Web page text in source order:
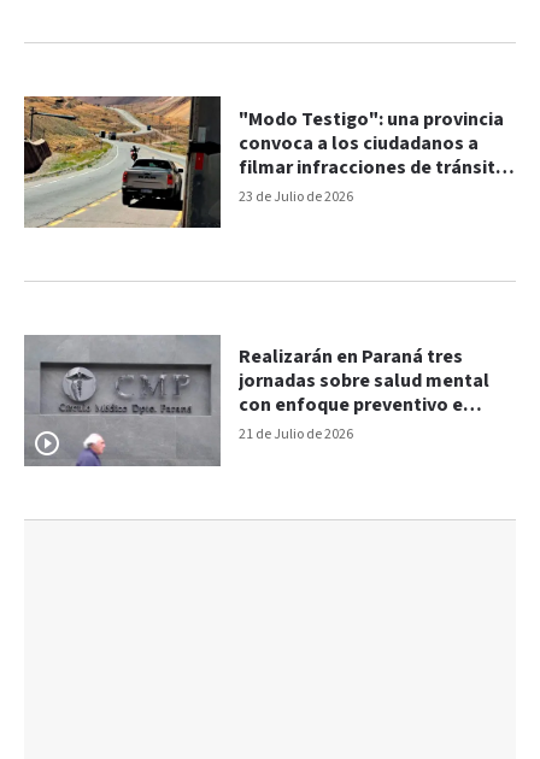
23 de Julio de 2026
"Modo Testigo": una provincia
convoca a los ciudadanos a
filmar infracciones de tránsito
para denunciarlas
21 de Julio de 2026
Realizarán en Paraná tres
jornadas sobre salud mental
con enfoque preventivo e
interdisciplinario